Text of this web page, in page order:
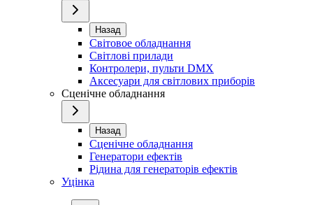
Назад
Світовое обладнання
Світлові прилади
Контролери, пульти DMX
Аксесуари для світлових приборів
Сценічне обладнання
Назад
Сценічне обладнання
Генератори ефектів
Рідина для генераторів ефектів
Уцінка